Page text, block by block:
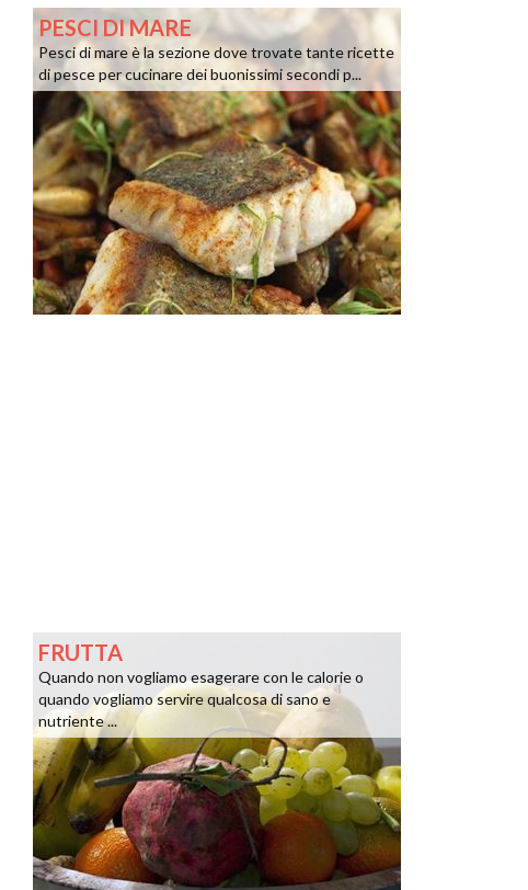
PESCI DI MARE
Pesci di mare è la sezione dove trovate tante ricette
di pesce per cucinare dei buonissimi secondi p...
FRUTTA
Quando non vogliamo esagerare con le calorie o
quando vogliamo servire qualcosa di sano e
nutriente ...